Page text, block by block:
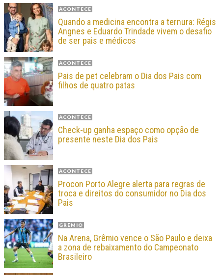
ACONTECE
Quando a medicina encontra a ternura: Régis
Angnes e Eduardo Trindade vivem o desafio
de ser pais e médicos
ACONTECE
Pais de pet celebram o Dia dos Pais com
filhos de quatro patas
ACONTECE
Check-up ganha espaço como opção de
presente neste Dia dos Pais
ACONTECE
Procon Porto Alegre alerta para regras de
troca e direitos do consumidor no Dia dos
Pais
GRÊMIO
Na Arena, Grêmio vence o São Paulo e deixa
a zona de rebaixamento do Campeonato
Brasileiro